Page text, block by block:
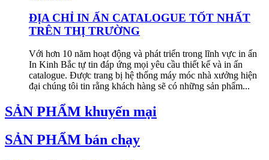
ĐỊA CHỈ IN ẤN CATALOGUE TỐT NHẤT
TRÊN THỊ TRƯỜNG
Với hơn 10 năm hoạt động và phát triển trong lĩnh vực in ấn
In Kinh Bắc tự tin đáp ứng mọi yêu cầu thiết kế và in ấn
catalogue. Được trang bị hệ thống máy móc nhà xưởng hiện
đại chúng tôi tin rằng khách hàng sẽ có những sản phẩm...
SẢN PHẨM khuyến mại
SẢN PHẨM bán chạy